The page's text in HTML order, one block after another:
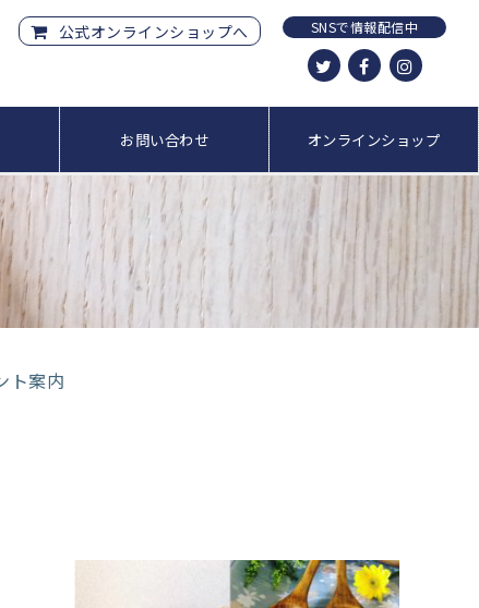
公式オンラインショップへ SNSで情報配信中
お問い合わせ オンラインショップ